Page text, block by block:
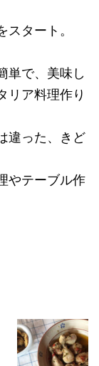
タート。
単で、美味し
リア料理作り
違った、きど
やテーブル作